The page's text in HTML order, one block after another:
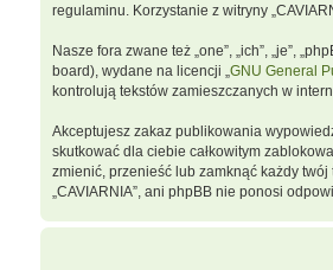
regulaminu. Korzystanie z witryny
Nasze fora zwane też „one”, „ich”, „je”,
board), wydane na licencji „GNU General
kontrolują tekstów zamieszczanych w
Akceptujesz zakaz publikowania
skutkować dla ciebie całkowitym
zmienić, przenieść lub zamknąć każdy
„CAVIARNIA”, ani phpBB nie ponosi